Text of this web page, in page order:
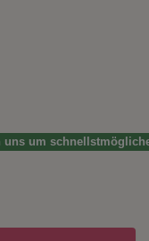
um